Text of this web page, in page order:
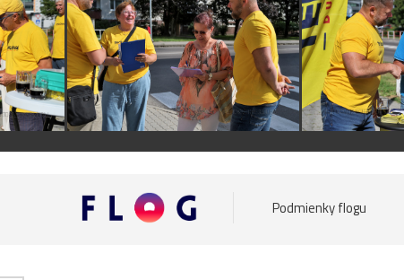
Podmienky flogu